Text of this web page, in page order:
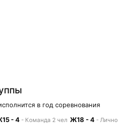
в год соревнования
- 4 - Команда 2 чел Ж18 - 4 - Лично